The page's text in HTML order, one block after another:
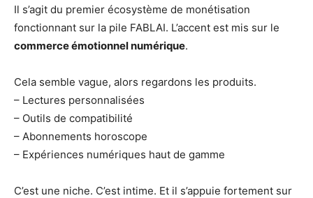
Il s’agit du premier écosystème de monétisation
fonctionnant sur la pile FABLAI. L’accent est mis sur le
commerce émotionnel numérique.
Cela semble vague, alors regardons les produits.
– Lectures personnalisées
– Outils de compatibilité
– Abonnements horoscope
– Expériences numériques haut de gamme
C’est une niche. C’est intime. Et il s’appuie fortement sur